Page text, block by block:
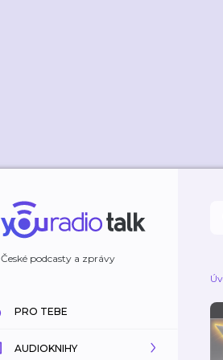
České podcasty a zprávy
PRO TEBE
AUDIOKNIHY